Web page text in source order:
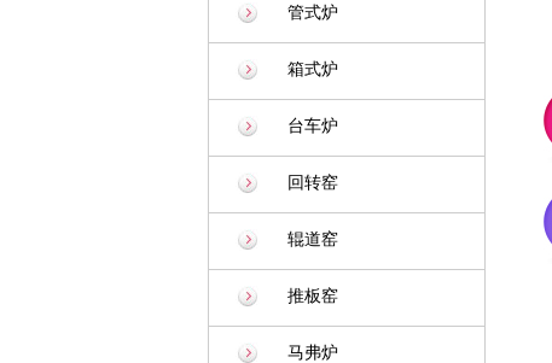
管式炉
箱式炉
台车炉
回转窑
辊道窑
推板窑
马弗炉